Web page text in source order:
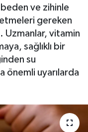
beden ve zihinle
gereken
Uzmanlar, vitamin
sağlıklı bir
su
önemli uyarılarda